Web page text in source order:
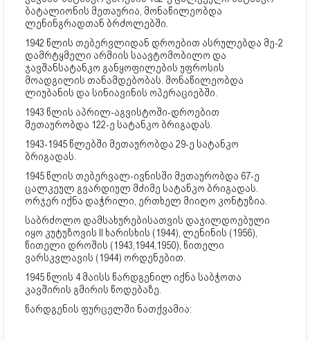
ბატალიონის მეთაურია, მონაწილეობდა
ლენინგრადთან ბრძოლებში.
1942 წლის თებერვლიდან დროებით ასრულებდა მე-2
დამრტყმელი არმიის საავტომობილო და
ჯავშანსატანკო განყოფილების უფროსის
მოადგილის თანამდებობას. მონაწილეობდა
ლიუბანის და სინიავინის ოპერაციებში.
1943 წლის აპრილ-აგვისტოში-დროებით
მეთაურობდა 122-ე სატანკო ბრიგადას.
1943-1945 წლებში მეთაურობდა 29-ე სატანკო
ბრიგადას.
1945 წლის თებერვალ-ივნისში მეთაურობდა 67-ე
ცალკეულ გვარდიულ მძიმე სატანკო ბრიგადას.
ორჯერ იქნა დაჭრილი, ერთხელ მიიღო კონტუზია.
საბრძოლო დამსახურებისათვის დაჯილდოებული
იყო კუტუზოვის II ხარისხის (1944), ლენინის (1956),
წითელი დროშის (1943,1944,1950), წითელი
ვარსკვლავის (1944) ორდენებით.
1945 წლის 4 მაისს წარდგენილ იქნა საბჭოთა
კავშირის გმირის წოდებაზე.
წარდგენის ფურცელში ნათქვამია: